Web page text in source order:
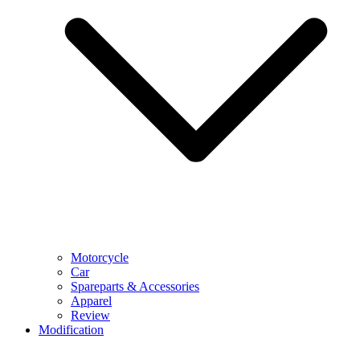
Motorcycle
Car
Spareparts & Accessories
Apparel
Review
Modification